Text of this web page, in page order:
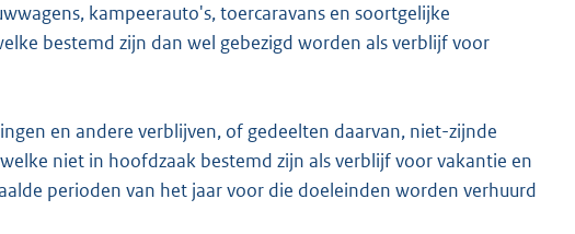
kampeerauto's, toercaravans en soortgelijke
bestemd zijn dan wel gebezigd worden als verblijf voor
en andere verblijven, of gedeelten daarvan, niet-zijnde
niet in hoofdzaak bestemd zijn als verblijf voor vakantie en
perioden van het jaar voor die doeleinden worden verhuurd